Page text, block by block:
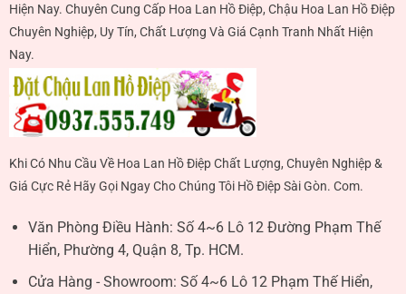
Hiện Nay. Chuyên Cung Cấp Hoa Lan Hồ Điệp, Chậu Hoa Lan Hồ Điệp
Chuyên Nghiệp, Uy Tín, Chất Lượng Và Giá Cạnh Tranh Nhất Hiện
Nay.
Khi Có Nhu Cầu Về Hoa Lan Hồ Điệp Chất Lượng, Chuyên Nghiệp &
Giá Cực Rẻ Hãy Gọi Ngay Cho Chúng Tôi Hồ Điệp Sài Gòn. Com.
Văn Phòng Điều Hành: Số 4~6 Lô 12 Đường Phạm Thế
Hiển, Phường 4, Quận 8, Tp. HCM.
Cửa Hàng - Showroom: Số 4~6 Lô 12 Phạm Thế Hiển,